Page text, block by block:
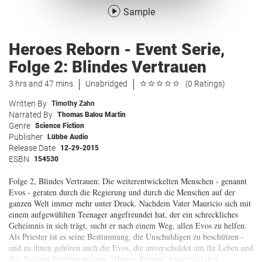
Sample
Heroes Reborn - Event Serie,
Folge 2: Blindes Vertrauen
3 hrs and 47 mins Unabridged (0 Ratings)
Written By Timothy Zahn
Narrated By Thomas Balou Martin
Genre Science Fiction
Publisher Lübbe Audio
Release Date 12-29-2015
ESBN 154530
Folge 2, Blindes Vertrauen: Die weiterentwickelten Menschen - genannt
Evos - geraten durch die Regierung und durch die Menschen auf der
ganzen Welt immer mehr unter Druck. Nachdem Vater Mauricio sich mit
einem aufgewühlten Teenager angefreundet hat, der ein schreckliches
Geheimnis in sich trägt, sucht er nach einem Weg, allen Evos zu helfen.
Als Priester ist es seine Bestimmung, die Unschuldigen zu beschützen -
und zu ihnen gehören auch die Evos, die unverschuldet um ihr Leben und
ihre Freiheit fürchten müssen. "Heroes Reborn" basiert auf den